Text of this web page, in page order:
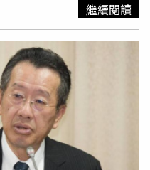
的民進黨基層運動，目標
黨政治人物。儘管如此，
的調查顯示，超過半數民
購買美國武器。但同時，
激中國，引發戰火。金門
立，中國就不會動我們。
中國，習近平哪天不高興
望維持「現狀」，既不願
獨立。國民黨批評民進黨
革，並且投入更多的資
％以上的目標，來提升
強化經濟韌性，穩健促進
間的經貿合作，也推動包
、安控與次世代通訊等
強調，因為經濟是國力的
國家攜手打造更強韌的民
主更深化。在這動盪的世
一線，也是全球民主防線
採訪、駐台使節參觀。賴
演訓現場穿著陸軍迷彩服
」。《外交家》昨日則刊
備〉專文，作者為2位烏
究員。文章指出，台灣此
人，並納入部分平民演
自我防衛而努力」訊號。
作者認為，演習規模雖然
繼續閱讀